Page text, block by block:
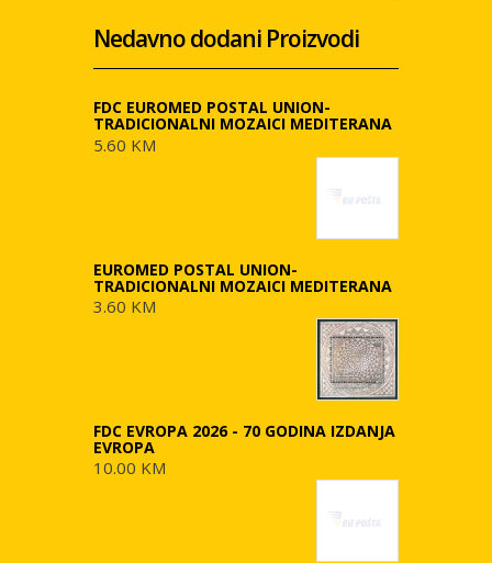
Nedavno dodani Proizvodi
FDC EUROMED POSTAL UNION-
TRADICIONALNI MOZAICI MEDITERANA
5.60 KM
EUROMED POSTAL UNION-
TRADICIONALNI MOZAICI MEDITERANA
3.60 KM
FDC EVROPA 2026 - 70 GODINA IZDANJA
EVROPA
10.00 KM